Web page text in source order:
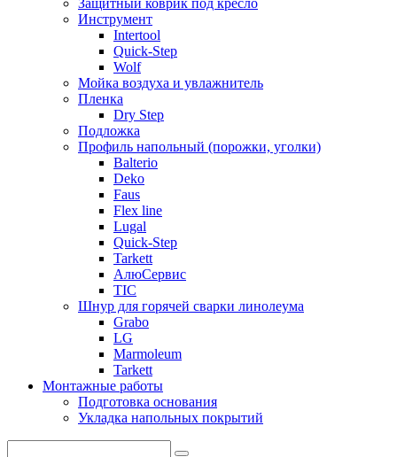
Инструмент
Intertool
Quick-Step
Wolf
Мойка воздуха и увлажнитель
Пленка
Dry Step
Подложка
Профиль напольный (порожки, уголки)
Balterio
Deko
Faus
Flex line
Lugal
Quick-Step
Tarkett
АлюСервис
ТІС
Шнур для горячей сварки линолеума
Grabo
LG
Marmoleum
Tarkett
Монтажные работы
Подготовка основания
Укладка напольных покрытий